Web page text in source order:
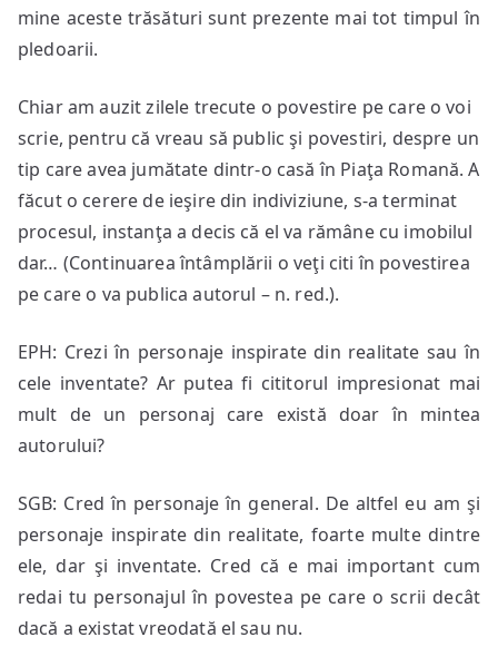
mine aceste trăsături sunt prezente mai tot timpul în
pledoarii.
Chiar am auzit zilele trecute o povestire pe care o voi
scrie, pentru că vreau să public şi povestiri, despre un
tip care avea jumătate dintr-o casă în Piaţa Romană. A
făcut o cerere de ieşire din indiviziune, s-a terminat
procesul, instanţa a decis că el va rămâne cu imobilul
dar… (Continuarea întâmplării o veţi citi în povestirea
pe care o va publica autorul – n. red.).
EPH: Crezi în personaje inspirate din realitate sau în
cele inventate? Ar putea fi cititorul impresionat mai
mult de un personaj care există doar în mintea
autorului?
SGB: Cred în personaje în general. De altfel eu am şi
personaje inspirate din realitate, foarte multe dintre
ele, dar şi inventate. Cred că e mai important cum
redai tu personajul în povestea pe care o scrii decât
dacă a existat vreodată el sau nu.